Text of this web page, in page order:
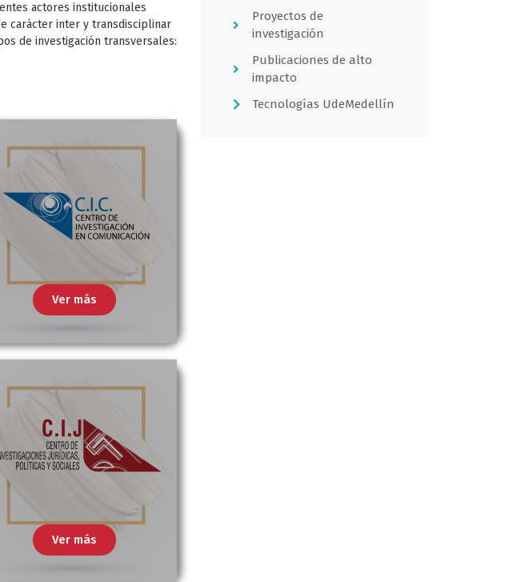
actores institucionales
carácter inter y transdisciplinar
de investigación transversales:
Ver más
Ver más
Proyectos de
investigación
Publicaciones de alto
impacto
Tecnologías UdeMedellín